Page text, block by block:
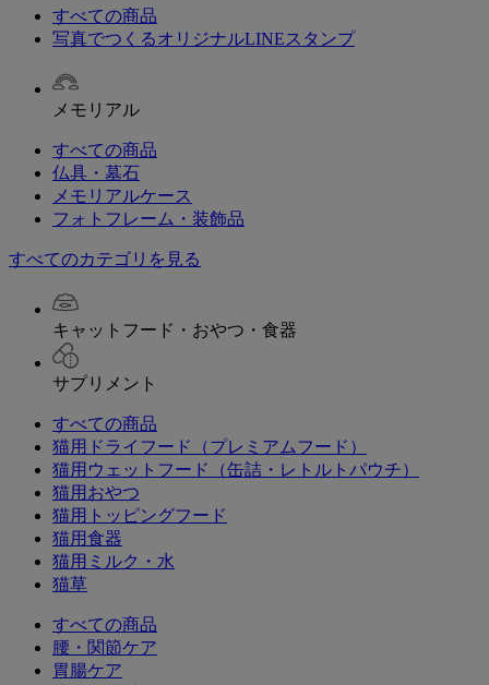
すべての商品
写真でつくるオリジナルLINEスタンプ
メモリアル
すべての商品
仏具・墓石
メモリアルケース
フォトフレーム・装飾品
すべてのカテゴリを見る
キャットフード・おやつ・食器
サプリメント
すべての商品
猫用ドライフード（プレミアムフード）
猫用ウェットフード（缶詰・レトルトパウチ）
猫用おやつ
猫用トッピングフード
猫用食器
猫用ミルク・水
猫草
すべての商品
腰・関節ケア
胃腸ケア